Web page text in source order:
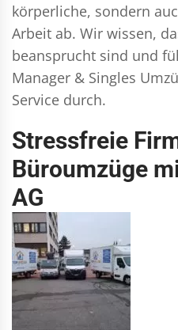
körperliche, sondern
Arbeit ab. Wir wissen,
beansprucht sind und
Manager & Singles
Service durch.
Stressfreie
Büroumzüge
AG